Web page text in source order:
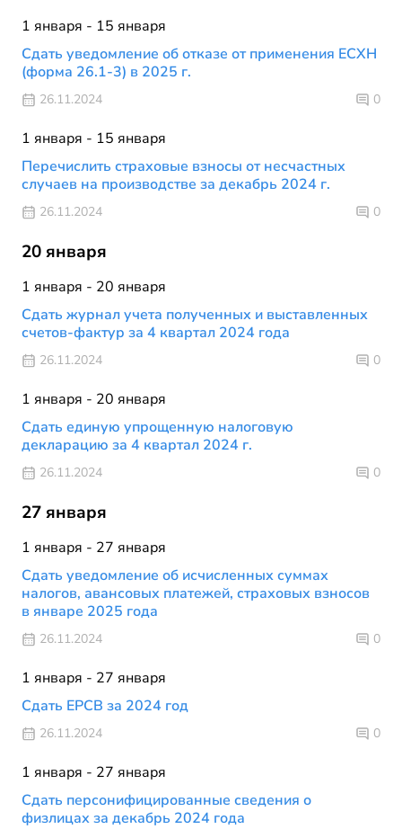
1 января - 15 января
Сдать уведомление об отказе от применения ЕСХН
(форма 26.1-3) в 2025 г.
26.11.2024 0
1 января - 15 января
Перечислить страховые взносы от несчастных
случаев на производстве за декабрь 2024 г.
26.11.2024 0
20 января
1 января - 20 января
Сдать журнал учета полученных и выставленных
счетов-фактур за 4 квартал 2024 года
26.11.2024 0
1 января - 20 января
Сдать единую упрощенную налоговую
декларацию за 4 квартал 2024 г.
26.11.2024 0
27 января
1 января - 27 января
Сдать уведомление об исчисленных суммах
налогов, авансовых платежей, страховых взносов
в январе 2025 года
26.11.2024 0
1 января - 27 января
Сдать ЕРСВ за 2024 год
26.11.2024 0
1 января - 27 января
Сдать персонифицированные сведения о
физлицах за декабрь 2024 года